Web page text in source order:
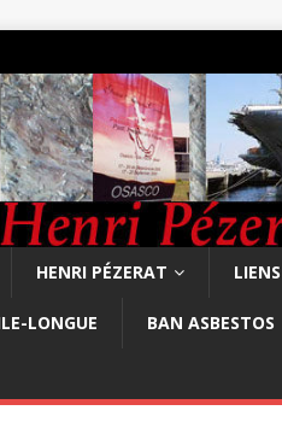
HENRI PÉZERAT LIENS
LONGUE BAN ASBESTOS